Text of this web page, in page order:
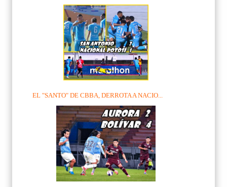
EL "SANTO" DE CBBA, DERROTA A NACIO...